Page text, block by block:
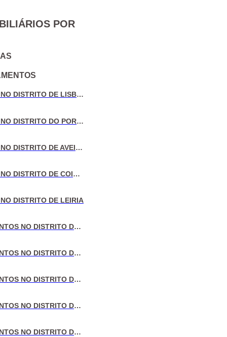
POR
VENDA DE MORADIAS NO DISTRITO DE LISBOA
VENDA DE MORADIAS NO DISTRITO DO PORTO
VENDA DE MORADIAS NO DISTRITO DE AVEIRO
VENDA DE MORADIAS NO DISTRITO DE COIMBRA
DISTRITO DE LEIRIA
VENDA DE APARTAMENTOS NO DISTRITO DE LISBOA
VENDA DE APARTAMENTOS NO DISTRITO DO PORTO
VENDA DE APARTAMENTOS NO DISTRITO DE AVEIRO
VENDA DE APARTAMENTOS NO DISTRITO DE COIMBRA
VENDA DE APARTAMENTOS NO DISTRITO DE LEIRIA